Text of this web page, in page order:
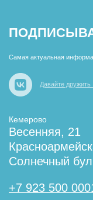
Самая актуальная
Давайте дружить
Кемерово
Весенняя, 21
Солнечный
+7 923 500